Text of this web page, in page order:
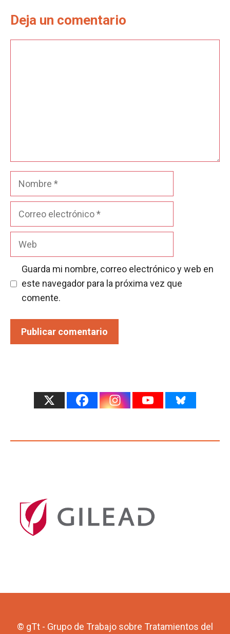
Deja un comentario
Nombre
Guarda mi nombre, correo electrónico y web en
este navegador para la próxima vez que
comente.
© gTt - Grupo de Trabajo sobre Tratamientos del